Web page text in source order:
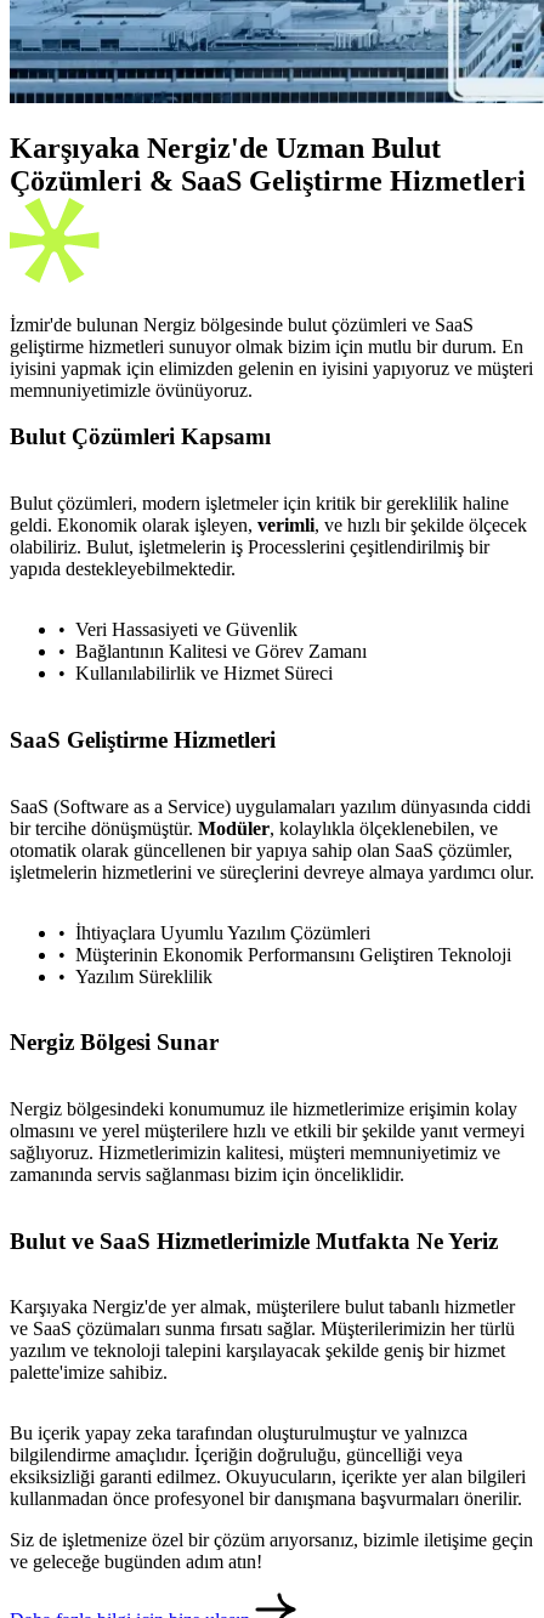
Karşıyaka Nergiz'de Uzman Bulut
Çözümleri & SaaS Geliştirme Hizmetleri
İzmir'de bulunan Nergiz bölgesinde bulut çözümleri ve SaaS
geliştirme hizmetleri sunuyor olmak bizim için mutlu bir durum. En
iyisini yapmak için elimizden gelenin en iyisini yapıyoruz ve müşteri
memnuniyetimizle övünüyoruz.
Bulut Çözümleri Kapsamı
Bulut çözümleri, modern işletmeler için kritik bir gereklilik haline
geldi. Ekonomik olarak işleyen, verimli, ve hızlı bir şekilde ölçecek
olabiliriz. Bulut, işletmelerin iş Processlerini çeşitlendirilmiş bir
yapıda destekleyebilmektedir.
Veri Hassasiyeti ve Güvenlik
Bağlantının Kalitesi ve Görev Zamanı
Kullanılabilirlik ve Hizmet Süreci
SaaS Geliştirme Hizmetleri
SaaS (Software as a Service) uygulamaları yazılım dünyasında ciddi
bir tercihe dönüşmüştür. Modüler, kolaylıkla ölçeklenebilen, ve
otomatik olarak güncellenen bir yapıya sahip olan SaaS çözümler,
işletmelerin hizmetlerini ve süreçlerini devreye almaya yardımcı olur.
İhtiyaçlara Uyumlu Yazılım Çözümleri
Müşterinin Ekonomik Performansını Geliştiren Teknoloji
Yazılım Süreklilik
Nergiz Bölgesi Sunar
Nergiz bölgesindeki konumumuz ile hizmetlerimize erişimin kolay
olmasını ve yerel müşterilere hızlı ve etkili bir şekilde yanıt vermeyi
sağlıyoruz. Hizmetlerimizin kalitesi, müşteri memnuniyetimiz ve
zamanında servis sağlanması bizim için önceliklidir.
Bulut ve SaaS Hizmetlerimizle Mutfakta Ne Yeriz
Karşıyaka Nergiz'de yer almak, müşterilere bulut tabanlı hizmetler
ve SaaS çözümaları sunma fırsatı sağlar. Müşterilerimizin her türlü
yazılım ve teknoloji talepini karşılayacak şekilde geniş bir hizmet
palette'imize sahibiz.
Bu içerik yapay zeka tarafından oluşturulmuştur ve yalnızca
bilgilendirme amaçlıdır. İçeriğin doğruluğu, güncelliği veya
eksiksizliği garanti edilmez. Okuyucuların, içerikte yer alan bilgileri
kullanmadan önce profesyonel bir danışmana başvurmaları önerilir.
Siz de işletmenize özel bir çözüm arıyorsanız, bizimle iletişime geçin
ve geleceğe bugünden adım atın!